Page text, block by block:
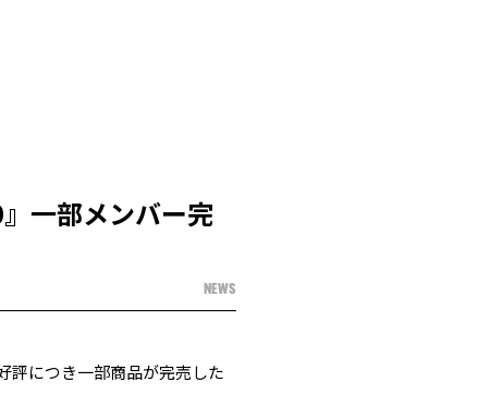
一部メンバー完
NEWS
評につき一部商品が完売した